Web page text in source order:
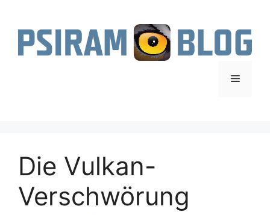
springen
Menü
Die Vulkan-
Verschwörung